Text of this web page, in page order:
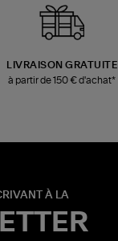
LIVRAISON GRATUITE
à partir de 150 € d'achat*
À LA